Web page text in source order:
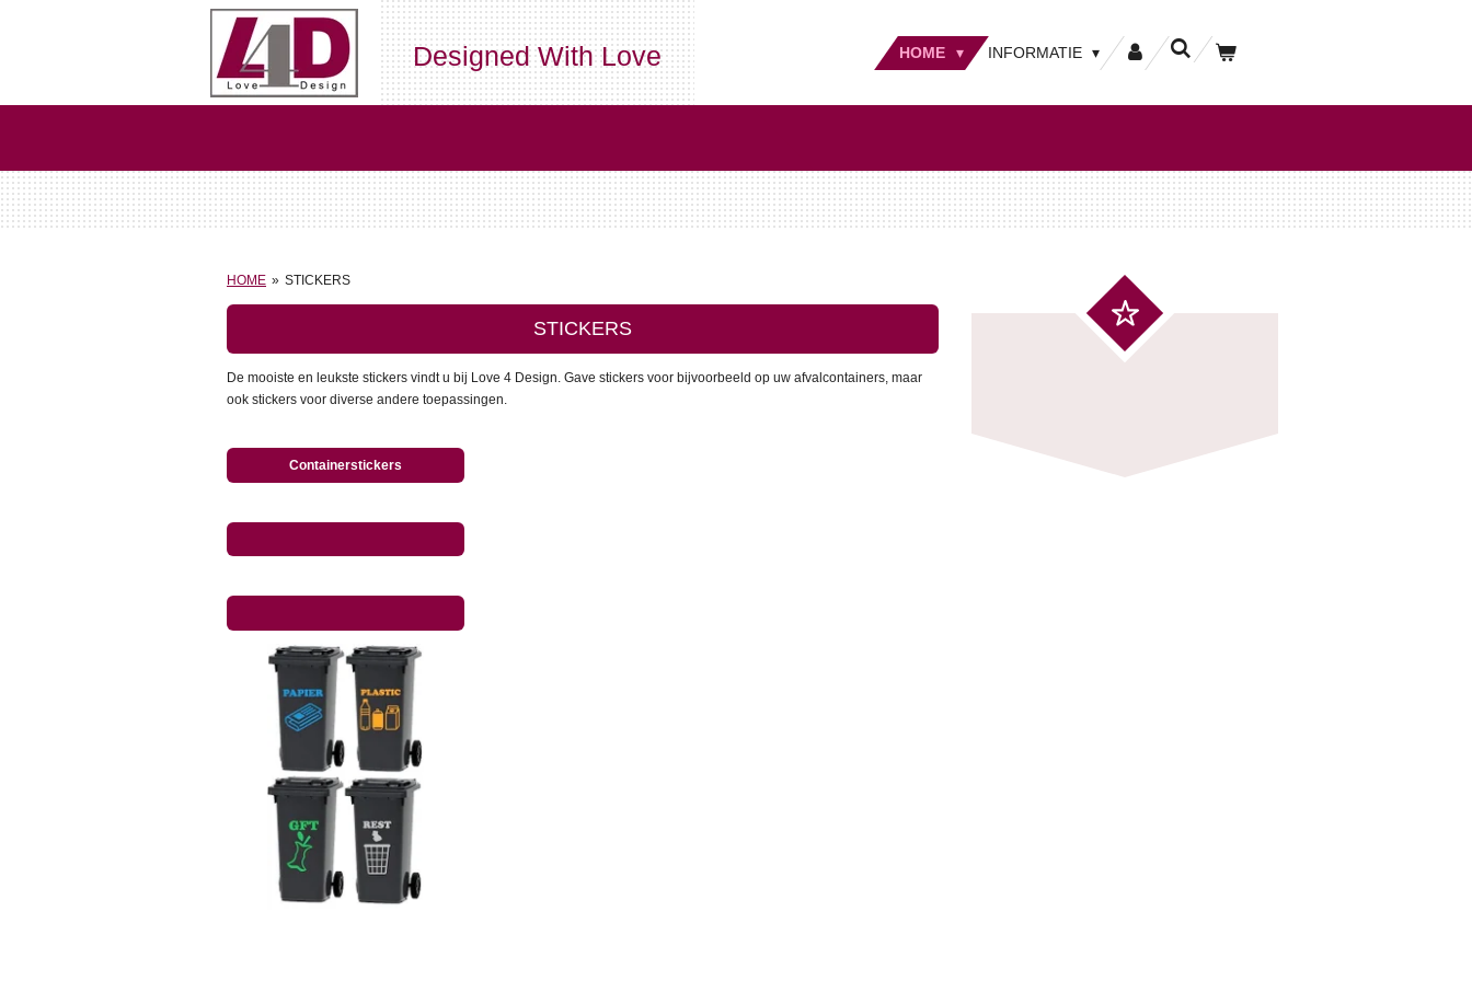
hoofdinhoud
Designed With Love HOME INFORMATIE
HOME » STICKERS
STICKERS
De mooiste en leukste stickers vindt u bij Love 4 Design. Gave stickers voor bijvoorbeeld op uw afvalcontainers, maar
ook stickers voor diverse andere toepassingen.
Containerstickers